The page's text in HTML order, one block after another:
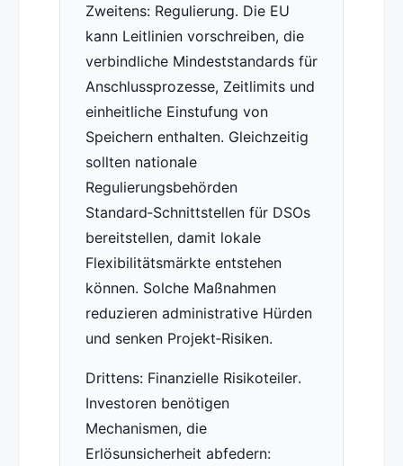
Zweitens: Regulierung. Die EU
kann Leitlinien vorschreiben, die
verbindliche Mindeststandards für
Anschlussprozesse, Zeitlimits und
einheitliche Einstufung von
Speichern enthalten. Gleichzeitig
sollten nationale
Regulierungsbehörden
Standard‑Schnittstellen für DSOs
bereitstellen, damit lokale
Flexibilitätsmärkte entstehen
können. Solche Maßnahmen
reduzieren administrative Hürden
und senken Projekt‑Risiken.
Drittens: Finanzielle Risikoteiler.
Investoren benötigen
Mechanismen, die
Erlösunsicherheit abfedern: